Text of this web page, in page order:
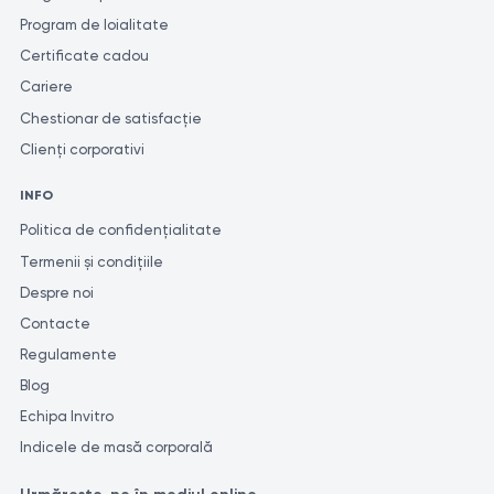
Program de loialitate
Certificate cadou
Cariere
Chestionar de satisfacție
Clienți corporativi
INFO
Politica de confidențialitate
Termenii și condițiile
Despre noi
Contacte
Regulamente
Blog
Echipa Invitro
Indicele de masă corporală